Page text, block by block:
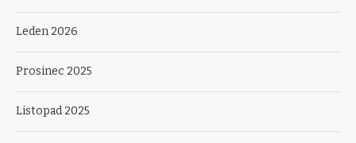
Leden 2026
Prosinec 2025
Listopad 2025